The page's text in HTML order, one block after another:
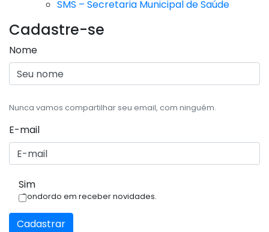
SMS – Secretaria Municipal de Saúde
Cadastre-se
Nome
Nunca vamos compartilhar seu email, com ninguém.
E-mail
Sim
Condordo em receber novidades.
Cadastrar